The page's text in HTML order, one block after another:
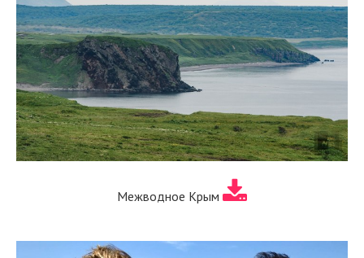
Межводное Крым